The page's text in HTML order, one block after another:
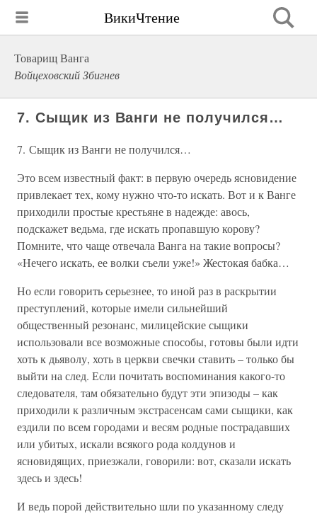
ВикиЧтение
Товарищ Ванга
Войцеховский Збигнев
7. Сыщик из Ванги не получился…
7. Сыщик из Ванги не получился…
Это всем известный факт: в первую очередь ясновидение
привлекает тех, кому нужно что-то искать. Вот и к Ванге
приходили простые крестьяне в надежде: авось,
подскажет ведьма, где искать пропавшую корову?
Помните, что чаще отвечала Ванга на такие вопросы?
«Нечего искать, ее волки съели уже!» Жестокая бабка…
Но если говорить серьезнее, то иной раз в раскрытии
преступлений, которые имели сильнейший
общественный резонанс, милицейские сыщики
использовали все возможные способы, готовы были идти
хоть к дьяволу, хоть в церкви свечки ставить – только бы
выйти на след. Если почитать воспоминания какого-то
следователя, там обязательно будут эти эпизоды – как
приходили к различным экстрасенсам сами сыщики, как
ездили по всем городами и весям родные пострадавших
или убитых, искали всякого рода колдунов и
ясновидящих, приезжали, говорили: вот, сказали искать
здесь и здесь!
И ведь порой действительно шли по указанному следу